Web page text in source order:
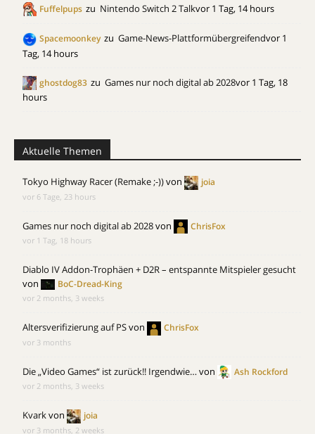
Fuffelpups zu Nintendo Switch 2 Talkvor 1 Tag, 14 hours
Spacemoonkey zu Game-News-Plattformübergreifendvor 1
Tag, 14 hours
ghostdog83 zu Games nur noch digital ab 2028vor 1 Tag, 18
hours
Aktuelle Themen
Tokyo Highway Racer (Remake ;-))von joia
vor 6 Tage, 23 hours
Games nur noch digital ab 2028von ChrisFox
vor 1 Tag, 18 hours
Diablo IV Addon-Trophäen + D2R – entspannte Mitspieler gesucht
von
BoC-Dread-King
vor 2 months, 3 weeks
Altersverifizierung auf PSvon ChrisFox
vor 3 months
Die „Video Games“ ist zurück!! Irgendwie…von Ash Rockford
vor 2 months, 3 weeks
Kvarkvon joia
vor 3 months, 2 weeks